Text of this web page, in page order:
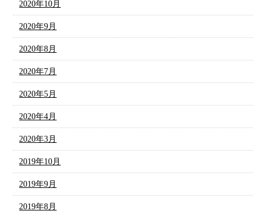
2020年10月
2020年9月
2020年8月
2020年7月
2020年5月
2020年4月
2020年3月
2019年10月
2019年9月
2019年8月